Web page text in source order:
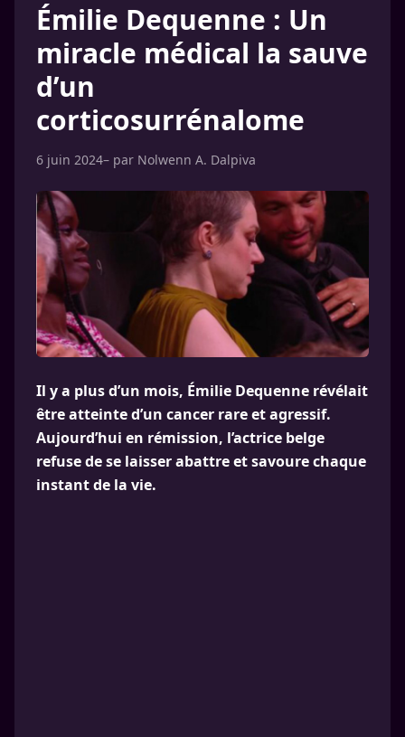
Émilie Dequenne : Un
miracle médical la sauve
d’un
corticosurrénalome
6 juin 2024– par Nolwenn A. Dalpiva
Il y a plus d’un mois, Émilie Dequenne révélait
être atteinte d’un cancer rare et agressif.
Aujourd’hui en rémission, l’actrice belge
refuse de se laisser abattre et savoure chaque
instant de la vie.